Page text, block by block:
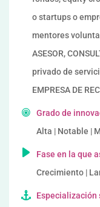
o startups o
mentores
ASESOR,
privado de
EMPRESA DE
Grado de
Alta | Notable |
Fase en la que
Crecimiento |
Especialización